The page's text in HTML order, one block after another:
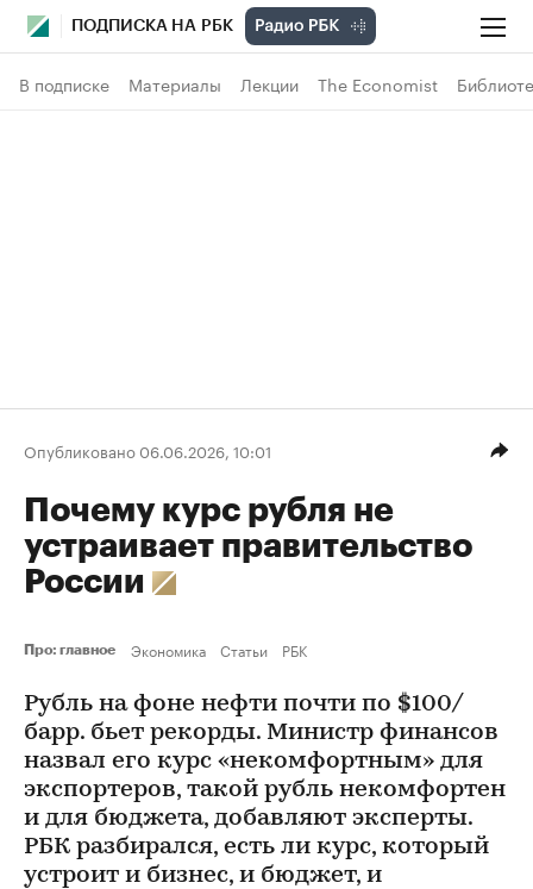
ПОДПИСКА НА РБК
В подписке Материалы Лекции The Economist
Опубликовано 06.06.2026, 10:01
Почему курс рубля не
устраивает правительство
России
Про: главное Экономика Статьи РБК
Рубль на фоне нефти почти по $100/
барр. бьет рекорды. Министр финансов
назвал его курс «некомфортным» для
экспортеров, такой рубль некомфортен
и для бюджета, добавляют эксперты.
РБК разбирался, есть ли курс, который
устроит и бизнес, и бюджет, и